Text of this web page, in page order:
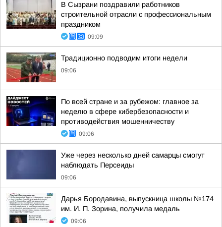
В Сызрани поздравили работников
строительной отрасли с профессиональным
праздником
09:09
Традиционно подводим итоги недели
09:06
По всей стране и за рубежом: главное за
неделю в сфере кибербезопасности и
противодействия мошенничеству
09:06
Уже через несколько дней самарцы смогут
наблюдать Персеиды
09:06
Дарья Бородавина, выпускница школы №174
им. И. П. Зорина, получила медаль
09:06